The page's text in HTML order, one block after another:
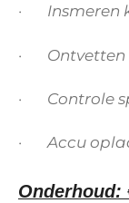
· Insmeren
· Ontvetten
· Controle
· Accu
Onderhoud: